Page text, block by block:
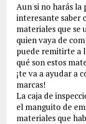
Aun si no harás la
interesante saber
materiales que se
quien vaya de
puede remitirte a
qué son estos
¡te va a ayudar a
marcas!
La caja de
el manguito de
materiales que